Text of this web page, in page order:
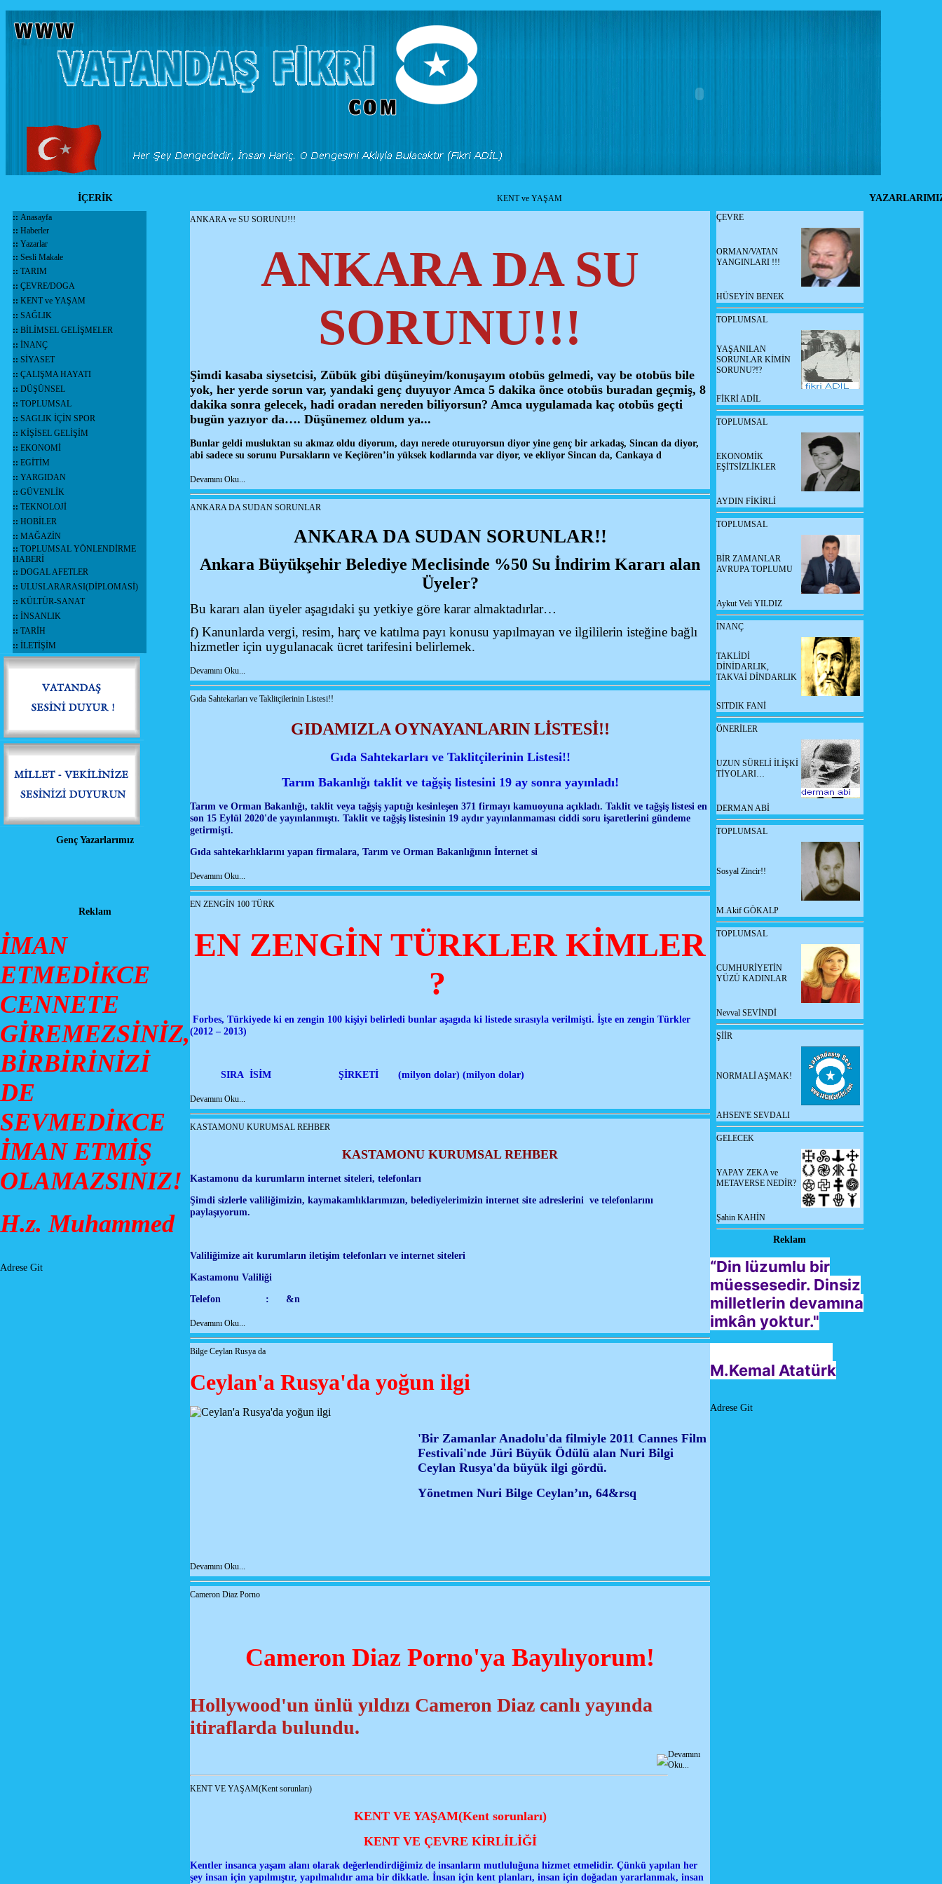
İÇERİK KENT ve YAŞAM
:: Anasayfa
:: Haberler
:: Yazarlar
:: Sesli Makale
:: TARIM
:: ÇEVRE/DOGA
:: KENT ve YAŞAM
:: SAĞLIK
:: BİLİMSEL GELİŞMELER
:: İNANÇ
:: SİYASET
:: ÇALIŞMA HAYATI
:: DÜŞÜNSEL
:: TOPLUMSAL
:: SAGLIK İÇİN SPOR
:: KİŞİSEL GELİŞİM
:: EKONOMİ
:: EGİTİM
:: YARGIDAN
:: GÜVENLİK
:: TEKNOLOJİ
:: HOBİLER
:: MAĞAZİN
:: TOPLUMSAL YÖNLENDİRME
HABERİ
:: DOGAL AFETLER
:: ULUSLARARASI(DİPLOMASİ)
:: KÜLTÜR-SANAT
:: İNSANLIK
:: TARİH
:: İLETİŞİM
Genç Yazarlarımız
Reklam
İMAN
ETMEDİKCE
CENNETE
GİREMEZSİNİZ,
BİRBİRİNİZİ
DE
SEVMEDİKCE
İMAN ETMİŞ
OLAMAZSINIZ!
H.z. Muhammed
Adrese Git
ANKARA ve SU SORUNU!!!
ANKARA DA SU
SORUNU!!!
Şimdi kasaba siysetcisi, Zübük gibi düşüneyim/konuşayım otobüs gelmedi, vay be otobüs bile
yok, her yerde sorun var, yandaki genç duyuyor Amca 5 dakika önce otobüs buradan geçmiş, 8
dakika sonra gelecek, hadi oradan nereden biliyorsun? Amca uygulamada kaç otobüs geçti
bugün yazıyor da…. Düşünemez oldum ya...
Bunlar geldi musluktan su akmaz oldu diyorum, dayı nerede oturuyorsun diyor yine genç bir arkadaş, Sincan da diyor,
abi sadece su sorunu Pursakların ve Keçiören’in yüksek kodlarında var diyor, ve ekliyor Sincan da, Cankaya d
Devamını Oku...
ANKARA DA SUDAN SORUNLAR
ANKARA DA SUDAN SORUNLAR!!
Ankara Büyükşehir Belediye Meclisinde %50 Su İndirim Kararı alan
Üyeler?
Bu kararı alan üyeler aşagıdaki şu yetkiye göre karar almaktadırlar…
f) Kanunlarda vergi, resim, harç ve katılma payı konusu yapılmayan ve ilgililerin isteğine bağlı
hizmetler için uygulanacak ücret tarifesini belirlemek.
Devamını Oku...
Gıda Sahtekarları ve Taklitçilerinin Listesi!!
GIDAMIZLA OYNAYANLARIN LİSTESİ!!
Gıda Sahtekarları ve Taklitçilerinin Listesi!!
Tarım Bakanlığı taklit ve tağşiş listesini 19 ay sonra yayınladı!
Tarım ve Orman Bakanlığı, taklit veya tağşiş yaptığı kesinleşen 371 firmayı kamuoyuna açıkladı. Taklit ve tağşiş listesi en
son 15 Eylül 2020'de yayınlanmıştı. Taklit ve tağşiş listesinin 19 aydır yayınlanmaması ciddi soru işaretlerini gündeme
getirmişti.
Gıda sahtekarlıklarını yapan firmalara, Tarım ve Orman Bakanlığının İnternet si
Devamını Oku...
EN ZENGİN 100 TÜRK
EN ZENGİN TÜRKLER KİMLER
?
Forbes, Türkiyede ki en zengin 100 kişiyi belirledi bunlar aşagıda ki listede sırasıyla verilmişti. İşte en zengin Türkler
(2012 – 2013)
SIRA İSİM ŞİRKETİ (milyon dolar) (milyon dolar)
Devamını Oku...
KASTAMONU KURUMSAL REHBER
KASTAMONU KURUMSAL REHBER
Kastamonu da kurumların internet siteleri, telefonları
Şimdi sizlerle valiliğimizin, kaymakamlıklarımızın, belediyelerimizin internet site adreslerini ve telefonlarını
paylaşıyorum.
Valiliğimize ait kurumların iletişim telefonları ve internet siteleri
Kastamonu Valiliği
Telefon : &n
Devamını Oku...
Bilge Ceylan Rusya da
Ceylan'a Rusya'da yoğun ilgi
'Bir Zamanlar Anadolu'da filmiyle 2011 Cannes Film
Festivali'nde Jüri Büyük Ödülü alan Nuri Bilgi
Ceylan Rusya'da büyük ilgi gördü.
Yönetmen Nuri Bilge Ceylan’ın, 64&rsq
Devamını Oku...
Cameron Diaz Porno
Cameron Diaz Porno'ya Bayılıyorum!
Hollywood'un ünlü yıldızı Cameron Diaz canlı yayında
itiraflarda bulundu.
Devamını
Oku...
KENT VE YAŞAM(Kent sorunları)
KENT VE YAŞAM(Kent sorunları)
KENT VE ÇEVRE KİRLİLİĞİ
Kentler insanca yaşam alanı olarak değerlendirdiğimiz de insanların mutluluğuna hizmet etmelidir. Çünkü yapılan her
şey insan için yapılmıştır, yapılmalıdır ama bir dikkatle. İnsan için kent planları, insan için doğadan yararlanmak, insan
ÇEVRE
ORMAN/VATAN
YANGINLARI !!!
HÜSEYİN BENEK
TOPLUMSAL
YAŞANILAN
SORUNLAR KİMİN
SORUNU?!?
FİKRİ ADİL
TOPLUMSAL
EKONOMİK
EŞİTSİZLİKLER
AYDIN FİKİRLİ
TOPLUMSAL
BİR ZAMANLAR
AVRUPA TOPLUMU
Aykut Veli YILDIZ
İNANÇ
TAKLİDİ
DİNİDARLIK,
TAKVAİ DİNDARLIK
SITDIK FANİ
ÖNERİLER
UZUN SÜRELİ İLİŞKİ
TİYOLARI…
DERMAN ABİ
TOPLUMSAL
Sosyal Zincir!!
M.Akif GÖKALP
TOPLUMSAL
CUMHURİYETİN
YÜZÜ KADINLAR
Nevval SEVİNDİ
ŞİİR
NORMALİ AŞMAK!
AHSEN'E SEVDALI
GELECEK
YAPAY ZEKA ve
METAVERSE NEDİR?
Şahin KAHİN
Reklam
“Din lüzumlu bir
müessesedir. Dinsiz
milletlerin devamına
imkân yoktur."
M.Kemal Atatürk
Adrese Git